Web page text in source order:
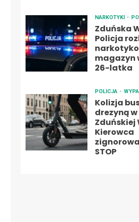
NARKOTYKI
Zduńska
Policja
magazyn
26-latka
POLICJA
Kolizja
drezyną w
Zduńskiej
Kierowca
STOP